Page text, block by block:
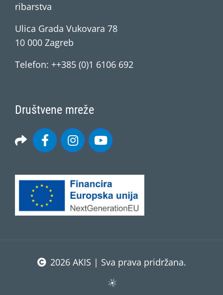
ribarstva
Ulica Grada Vukovara 78
10 000 Zagreb
Telefon: ++385 (0)1 6106 692
Društvene mreže
2026 AKIS | Sva prava pridržana.